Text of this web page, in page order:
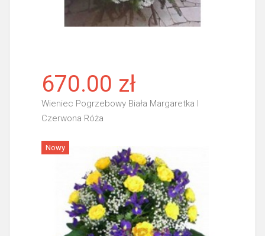
670.00 zł
Wieniec Pogrzebowy Biała Margaretka I
Czerwona Róża
Więcej
Nowy